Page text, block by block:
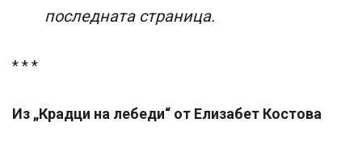
последната страница.
* * *
Из „Крадци на лебеди“ от Елизабет Костова